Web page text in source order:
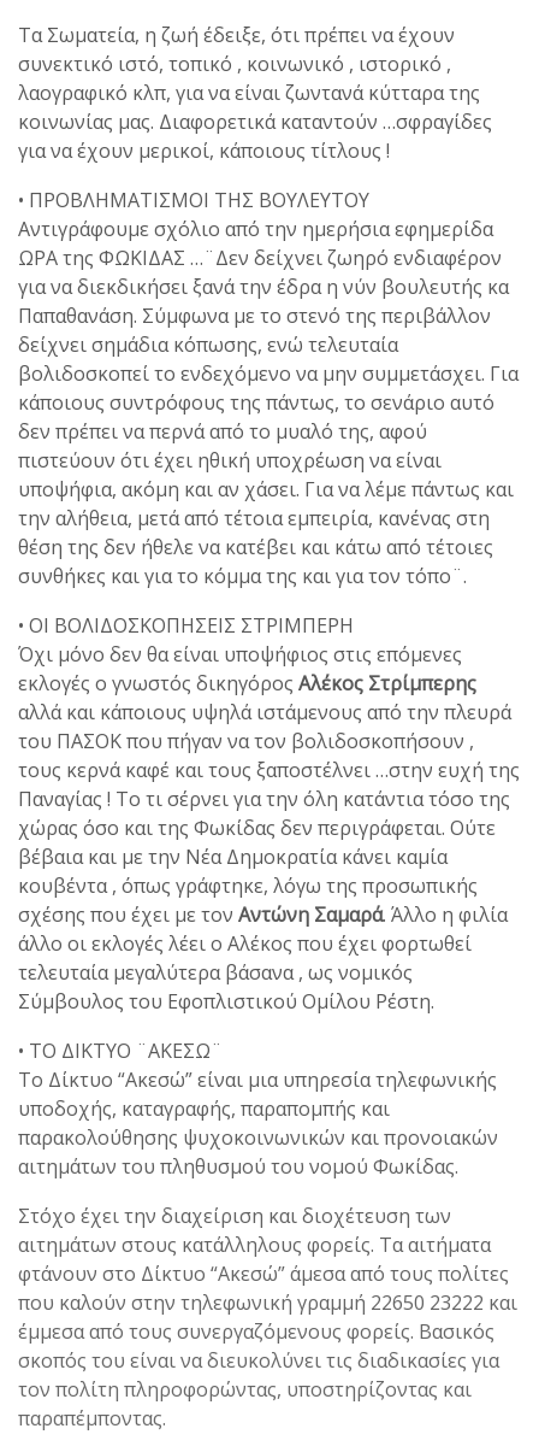
Τα Σωματεία, η ζωή έδειξε, ότι πρέπει να έχουν
συνεκτικό ιστό, τοπικό , κοινωνικό , ιστορικό ,
λαογραφικό κλπ, για να είναι ζωντανά κύτταρα της
κοινωνίας μας. Διαφορετικά καταντούν …σφραγίδες
για να έχουν μερικοί, κάποιους τίτλους !
• ΠΡΟΒΛΗΜΑΤΙΣΜΟΙ ΤΗΣ ΒΟΥΛΕΥΤΟΥ
Αντιγράφουμε σχόλιο από την ημερήσια εφημερίδα
ΩΡΑ της ΦΩΚΙΔΑΣ …¨Δεν δείχνει ζωηρό ενδιαφέρον
για να διεκδικήσει ξανά την έδρα η νύν βουλευτής κα
Παπαθανάση. Σύμφωνα με το στενό της περιβάλλον
δείχνει σημάδια κόπωσης, ενώ τελευταία
βολιδοσκοπεί το ενδεχόμενο να μην συμμετάσχει. Για
κάποιους συντρόφους της πάντως, το σενάριο αυτό
δεν πρέπει να περνά από το μυαλό της, αφού
πιστεύουν ότι έχει ηθική υποχρέωση να είναι
υποψήφια, ακόμη και αν χάσει. Για να λέμε πάντως και
την αλήθεια, μετά από τέτοια εμπειρία, κανένας στη
θέση της δεν ήθελε να κατέβει και κάτω από τέτοιες
συνθήκες και για το κόμμα της και για τον τόπο¨.
• ΟΙ ΒΟΛΙΔΟΣΚΟΠΗΣΕΙΣ ΣΤΡΙΜΠΕΡΗ
Όχι μόνο δεν θα είναι υποψήφιος στις επόμενες
εκλογές ο γνωστός δικηγόρος Αλέκος Στρίμπερης
αλλά και κάποιους υψηλά ιστάμενους από την πλευρά
του ΠΑΣΟΚ που πήγαν να τον βολιδοσκοπήσουν ,
τους κερνά καφέ και τους ξαποστέλνει …στην ευχή της
Παναγίας ! Το τι σέρνει για την όλη κατάντια τόσο της
χώρας όσο και της Φωκίδας δεν περιγράφεται. Ούτε
βέβαια και με την Νέα Δημοκρατία κάνει καμία
κουβέντα , όπως γράφτηκε, λόγω της προσωπικής
σχέσης που έχει με τον Αντώνη Σαμαρά. Άλλο η φιλία
άλλο οι εκλογές λέει ο Αλέκος που έχει φορτωθεί
τελευταία μεγαλύτερα βάσανα , ως νομικός
Σύμβουλος του Εφοπλιστικού Ομίλου Ρέστη.
• ΤΟ ΔΙΚΤΥΟ ¨ΑΚΕΣΩ¨
Το Δίκτυο “Ακεσώ” είναι μια υπηρεσία τηλεφωνικής
υποδοχής, καταγραφής, παραπομπής και
παρακολούθησης ψυχοκοινωνικών και προνοιακών
αιτημάτων του πληθυσμού του νομού Φωκίδας.
Στόχο έχει την διαχείριση και διοχέτευση των
αιτημάτων στους κατάλληλους φορείς. Τα αιτήματα
φτάνουν στο Δίκτυο “Ακεσώ” άμεσα από τους πολίτες
που καλούν στην τηλεφωνική γραμμή 22650 23222 και
έμμεσα από τους συνεργαζόμενους φορείς. Βασικός
σκοπός του είναι να διευκολύνει τις διαδικασίες για
τον πολίτη πληροφορώντας, υποστηρίζοντας και
παραπέμποντας.